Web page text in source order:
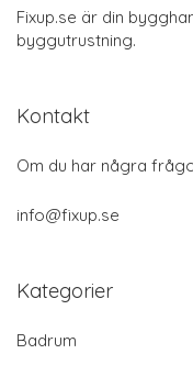
Fixup.se är din
byggutrustning.
Kontakt
Om du har några
info@fixup.se
Kategorier
Badrum